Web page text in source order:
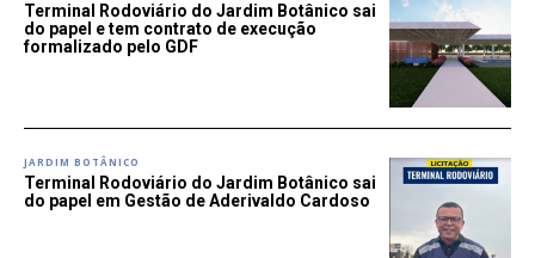
Terminal Rodoviário do Jardim Botânico sai
do papel e tem contrato de execução
formalizado pelo GDF
JARDIM BOTÂNICO
Terminal Rodoviário do Jardim Botânico sai
do papel em Gestão de Aderivaldo Cardoso